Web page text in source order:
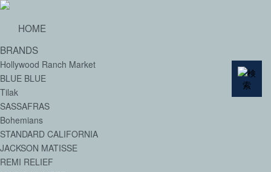
HOME
BRANDS
Hollywood Ranch Market
BLUE BLUE
Tilak
SASSAFRAS
Bohemians
STANDARD CALIFORNIA
JACKSON MATISSE
REMI RELIEF